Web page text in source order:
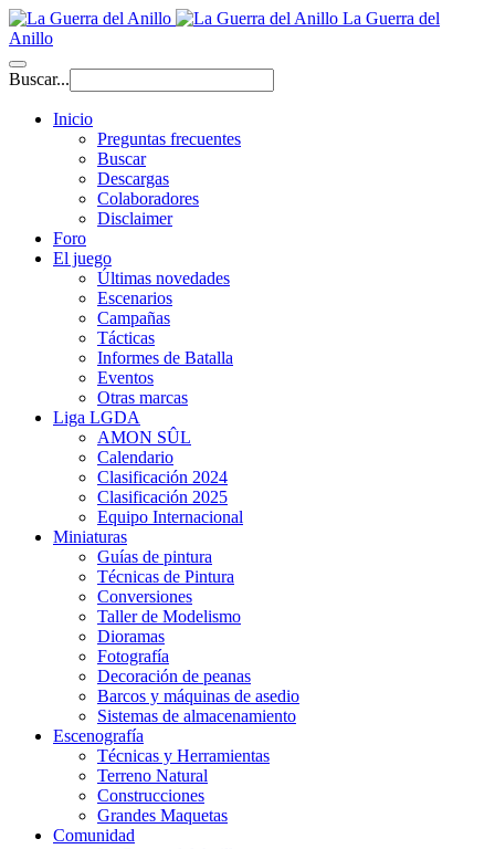
La Guerra del
Anillo
Buscar...
Inicio
Preguntas frecuentes
Buscar
Descargas
Colaboradores
Disclaimer
Foro
El juego
Últimas novedades
Escenarios
Campañas
Tácticas
Informes de Batalla
Eventos
Otras marcas
Liga LGDA
AMON SÛL
Calendario
Clasificación 2024
Clasificación 2025
Equipo Internacional
Miniaturas
Guías de pintura
Técnicas de Pintura
Conversiones
Taller de Modelismo
Dioramas
Fotografía
Decoración de peanas
Barcos y máquinas de asedio
Sistemas de almacenamiento
Escenografía
Técnicas y Herramientas
Terreno Natural
Construcciones
Grandes Maquetas
Comunidad